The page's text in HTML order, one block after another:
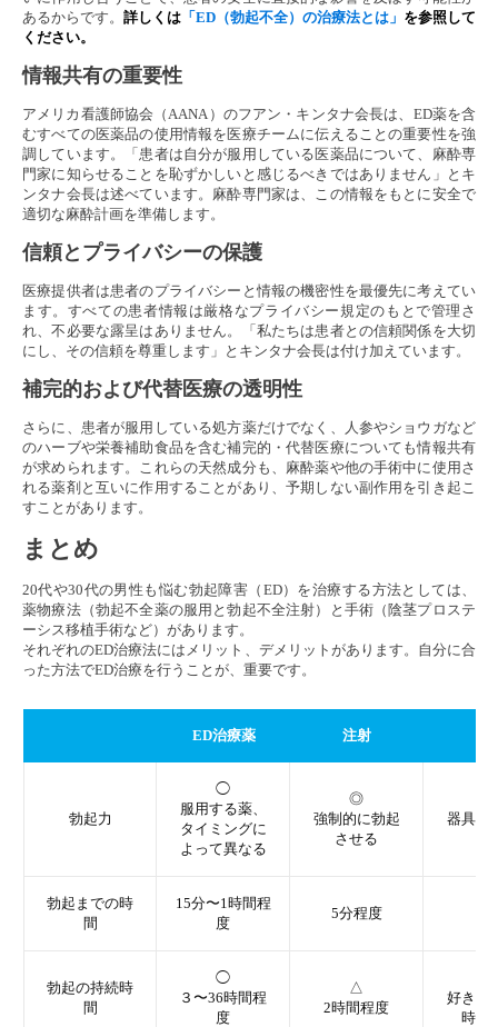
あるからです。 詳しくは 「ED（勃起不全）の治療法とは」 を参照して
ください。
情報共有の重要性
アメリカ看護師協会（AANA）のフアン・キンタナ会長は、ED薬を含
むすべての医薬品の使用情報を医療チームに伝えることの重要性を強
調しています。「患者は自分が服用している医薬品について、麻酔専
門家に知らせることを恥ずかしいと感じるべきではありません」とキ
ンタナ会長は述べています。麻酔専門家は、この情報をもとに安全で
適切な麻酔計画を準備します。
信頼とプライバシーの保護
医療提供者は患者のプライバシーと情報の機密性を最優先に考えてい
ます。すべての患者情報は厳格なプライバシー規定のもとで管理さ
れ、不必要な露呈はありません。「私たちは患者との信頼関係を大切
にし、その信頼を尊重します」とキンタナ会長は付け加えています。
補完的および代替医療の透明性
さらに、患者が服用している処方薬だけでなく、人参やショウガなど
のハーブや栄養補助食品を含む補完的・代替医療についても情報共有
が求められます。これらの天然成分も、麻酔薬や他の手術中に使用さ
れる薬剤と互いに作用することがあり、予期しない副作用を引き起こ
すことがあります。
まとめ
20代や30代の男性も悩む勃起障害（ED）を治療する方法としては、
薬物療法（勃起不全薬の服用と勃起不全注射）と手術（陰茎プロステ
ーシス移植手術など）があります。
それぞれのED治療法にはメリット、デメリットがあります。自分に合
った方法でED治療を行うことが、重要です。
ED治療薬 注射
勃起力
◯
服用する薬、
タイミングに
よって異なる
◎
強制的に勃起
させる
器具で
勃起までの時
間
15分〜1時間程
度
5分程度
勃起の持続時
間
◯
３〜36時間程
度
△
2時間程度
好きな
時間